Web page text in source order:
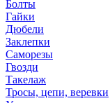
Болты
Гайки
Дюбели
Заклепки
Саморезы
Гвозди
Такелаж
Тросы, цепи, веревки